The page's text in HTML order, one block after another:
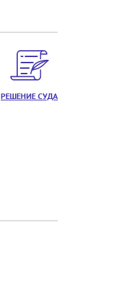
РЕШЕНИЕ СУДА